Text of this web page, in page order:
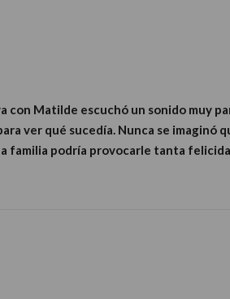
con Matilde escuchó un sonido muy
ver qué sucedía. Nunca se imaginó
familia podría provocarle tanta